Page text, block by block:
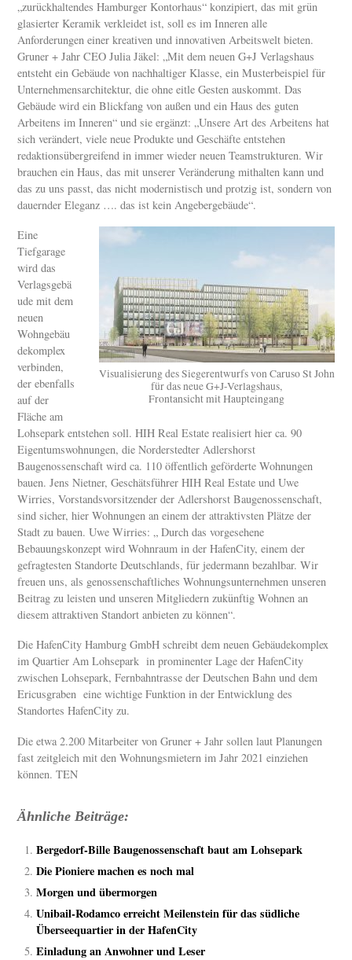
„zurückhaltendes Hamburger Kontorhaus“ konzipiert, das mit grün
glasierter Keramik verkleidet ist, soll es im Inneren alle
Anforderungen einer kreativen und innovativen Arbeitswelt bieten.
Gruner + Jahr CEO Julia Jäkel: „Mit dem neuen G+J Verlagshaus
entsteht ein Gebäude von nachhaltiger Klasse, ein Musterbeispiel für
Unternehmensarchitektur, die ohne eitle Gesten auskommt. Das
Gebäude wird ein Blickfang von außen und ein Haus des guten
Arbeitens im Inneren“ und sie ergänzt: „Unsere Art des Arbeitens hat
sich verändert, viele neue Produkte und Geschäfte entstehen
redaktionsübergreifend in immer wieder neuen Teamstrukturen. Wir
brauchen ein Haus, das mit unserer Veränderung mithalten kann und
das zu uns passt, das nicht modernistisch und protzig ist, sondern von
dauernder Eleganz …. das ist kein Angebergebäude“.
Visualisierung des Siegerentwurfs von Caruso St John
für das neue G+J-Verlagshaus,
Frontansicht mit Haupteingang
Eine
Tiefgarage
wird das
Verlagsgebä
ude mit dem
neuen
Wohngebäu
dekomplex
verbinden,
der ebenfalls
auf der
Fläche am
Lohsepark entstehen soll. HIH Real Estate realisiert hier ca. 90
Eigentumswohnungen, die Norderstedter Adlershorst
Baugenossenschaft wird ca. 110 öffentlich geförderte Wohnungen
bauen. Jens Nietner, Geschätsführer HIH Real Estate und Uwe
Wirries, Vorstandsvorsitzender der Adlershorst Baugenossenschaft,
sind sicher, hier Wohnungen an einem der attraktivsten Plätze der
Stadt zu bauen. Uwe Wirries: „ Durch das vorgesehene
Bebauungskonzept wird Wohnraum in der HafenCity, einem der
gefragtesten Standorte Deutschlands, für jedermann bezahlbar. Wir
freuen uns, als genossenschaftliches Wohnungsunternehmen unseren
Beitrag zu leisten und unseren Mitgliedern zukünftig Wohnen an
diesem attraktiven Standort anbieten zu können“.
Die HafenCity Hamburg GmbH schreibt dem neuen Gebäudekomplex
im Quartier Am Lohsepark in prominenter Lage der HafenCity
zwischen Lohsepark, Fernbahntrasse der Deutschen Bahn und dem
Ericusgraben eine wichtige Funktion in der Entwicklung des
Standortes HafenCity zu.
Die etwa 2.200 Mitarbeiter von Gruner + Jahr sollen laut Planungen
fast zeitgleich mit den Wohnungsmietern im Jahr 2021 einziehen
können. TEN
Ähnliche Beiträge:
Bergedorf-Bille Baugenossenschaft baut am Lohsepark
Die Pioniere machen es noch mal
Morgen und übermorgen
Unibail-Rodamco erreicht Meilenstein für das südliche
Überseequartier in der HafenCity
Einladung an Anwohner und Leser